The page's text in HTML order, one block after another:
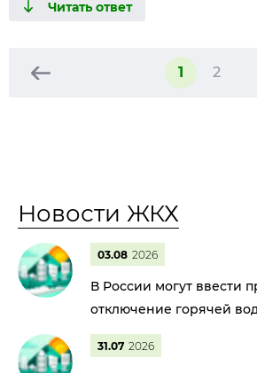
1 2
Новости ЖКХ
03.08 2026
В России могут ввести
отключение горячей
31.07 2026